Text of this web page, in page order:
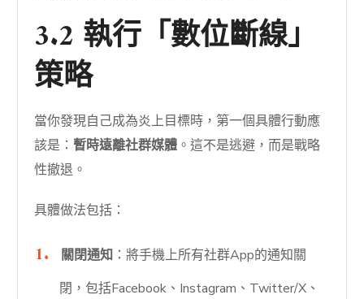
3.2 執行「數位斷線」
策略
當你發現自己成為炎上目標時，第一個具體行動應
該是：暫時遠離社群媒體 。這不是逃避，而是戰略
性撤退。
具體做法包括：
關閉通知 ：將手機上所有社群App的通知關
閉，包括Facebook、Instagram、Twitter/X、